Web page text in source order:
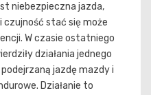
niebezpieczna jazda,
czujność stać się może
W czasie ostatniego
działania jednego
jazdę mazdy i
Działanie to